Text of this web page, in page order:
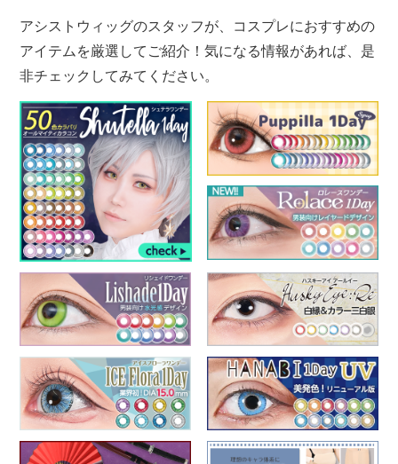
アシストウィッグのスタッフが、コスプレにおすすめの
アイテムを厳選してご紹介！気になる情報があれば、是
非チェックしてみてください。